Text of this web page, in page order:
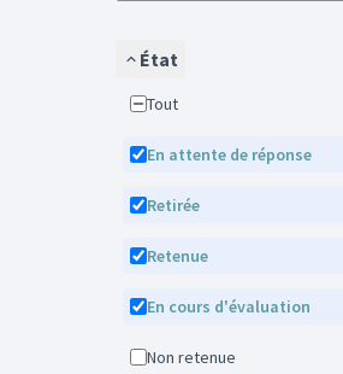
État
Tout
En attente de réponse
Retirée
Retenue
En cours d'évaluation
Non retenue